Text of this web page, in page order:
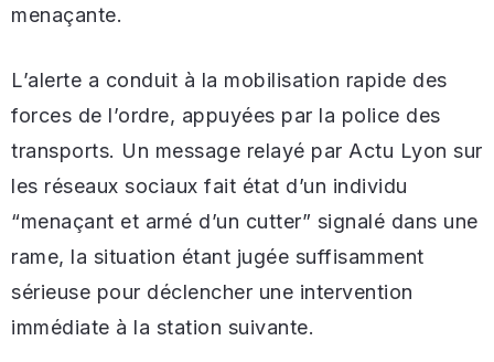
menaçante.
L’alerte a conduit à la mobilisation rapide des
forces de l’ordre, appuyées par la police des
transports. Un message relayé par Actu Lyon sur
les réseaux sociaux fait état d’un individu
“menaçant et armé d’un cutter” signalé dans une
rame, la situation étant jugée suffisamment
sérieuse pour déclencher une intervention
immédiate à la station suivante.